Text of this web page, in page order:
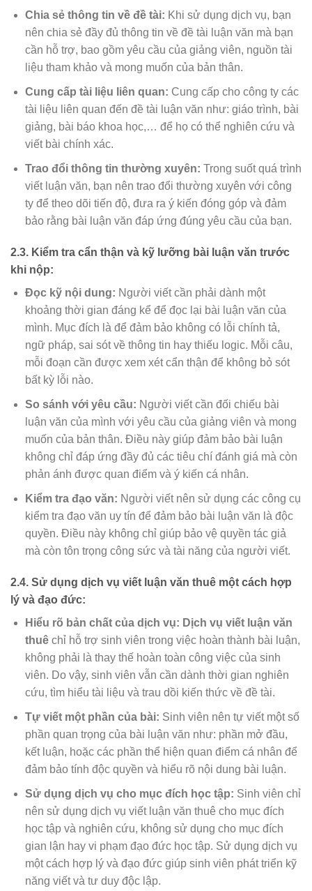
Chia sẻ thông tin về đề tài: Khi sử dụng dịch vụ, bạn
nên chia sẻ đầy đủ thông tin về đề tài luận văn mà bạn
cần hỗ trợ, bao gồm yêu cầu của giảng viên, nguồn tài
liệu tham khảo và mong muốn của bản thân.
Cung cấp tài liệu liên quan: Cung cấp cho công ty các
tài liệu liên quan đến đề tài luận văn như: giáo trình, bài
giảng, bài báo khoa học,… để họ có thể nghiên cứu và
viết bài chính xác.
Trao đổi thông tin thường xuyên: Trong suốt quá trình
viết luận văn, bạn nên trao đổi thường xuyên với công
ty để theo dõi tiến độ, đưa ra ý kiến đóng góp và đảm
bảo rằng bài luận văn đáp ứng đúng yêu cầu của bạn.
2.3. Kiểm tra cẩn thận và kỹ lưỡng bài luận văn trước
khi nộp:
Đọc kỹ nội dung: Người viết cần phải dành một
khoảng thời gian đáng kể để đọc lại bài luận văn của
mình. Mục đích là để đảm bảo không có lỗi chính tả,
ngữ pháp, sai sót về thông tin hay thiếu logic. Mỗi câu,
mỗi đoạn cần được xem xét cẩn thận để không bỏ sót
bất kỳ lỗi nào.
So sánh với yêu cầu: Người viết cần đối chiếu bài
luận văn của mình với yêu cầu của giảng viên và mong
muốn của bản thân. Điều này giúp đảm bảo bài luận
không chỉ đáp ứng đầy đủ các tiêu chí đánh giá mà còn
phản ánh được quan điểm và ý kiến cá nhân.
Kiểm tra đạo văn: Người viết nên sử dụng các công cụ
kiểm tra đạo văn uy tín để đảm bảo bài luận văn là độc
quyền. Điều này không chỉ giúp bảo vệ quyền tác giả
mà còn tôn trọng công sức và tài năng của người viết.
2.4. Sử dụng dịch vụ viết luận văn thuê một cách hợp
lý và đạo đức:
Hiểu rõ bản chất của dịch vụ: Dịch vụ viết luận văn
thuêchỉ hỗ trợ sinh viên trong việc hoàn thành bài luận,
không phải là thay thế hoàn toàn công việc của sinh
viên. Do vậy, sinh viên vẫn cần dành thời gian nghiên
cứu, tìm hiểu tài liệu và trau dồi kiến thức về đề tài.
Tự viết một phần của bài: Sinh viên nên tự viết một số
phần quan trọng của bài luận văn như: phần mở đầu,
kết luận, hoặc các phần thể hiện quan điểm cá nhân để
đảm bảo tính độc quyền và hiểu rõ nội dung bài luận.
Sử dụng dịch vụ cho mục đích học tập: Sinh viên chỉ
nên sử dụng dịch vụ viết luận văn thuê cho mục đích
học tập và nghiên cứu, không sử dụng cho mục đích
gian lận hay vi phạm đạo đức học tập. Sử dụng dịch vụ
một cách hợp lý và đạo đức giúp sinh viên phát triển kỹ
năng viết và tư duy độc lập.